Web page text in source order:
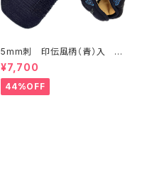
5mm刺 印伝風柄（青）入 甲
手 一般用Lサイズ
¥7,700
44%OFF